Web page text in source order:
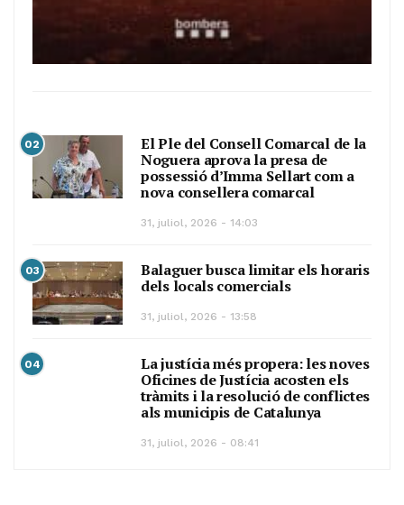
02
El Ple del Consell Comarcal de la
Noguera aprova la presa de
possessió d’Imma Sellart com a
nova consellera comarcal
31, juliol, 2026 - 14:03
03
Balaguer busca limitar els horaris
dels locals comercials
31, juliol, 2026 - 13:58
04
La justícia més propera: les noves
Oficines de Justícia acosten els
tràmits i la resolució de conflictes
als municipis de Catalunya
31, juliol, 2026 - 08:41